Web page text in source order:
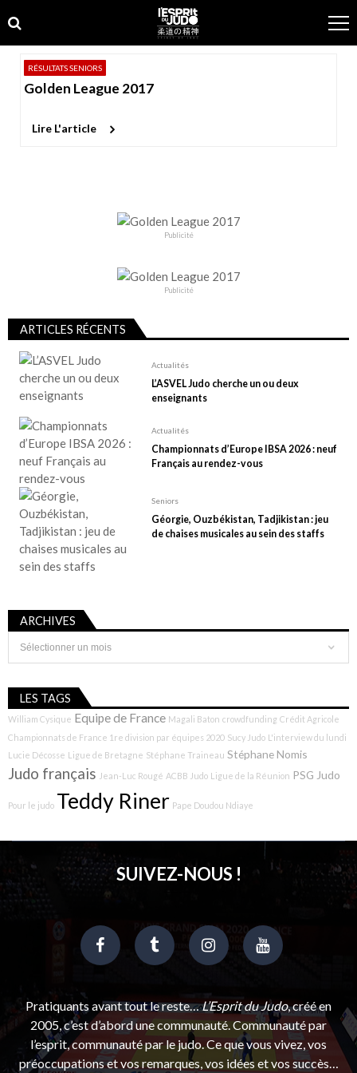
to
navigation
to
content
RÉSULTATS SENIORS
Golden League 2017
Lire L'article
Publicité
Publicité
ARTICLES RÉCENTS
Actualités
L’ASVEL Judo cherche un ou deux
enseignants
Actualités
Championnats d’Europe IBSA 2026 : neuf
Français au rendez-vous
Seniors
Géorgie, Ouzbékistan, Tadjikistan : jeu
de chaises musicales au sein des staffs
ARCHIVES
Archives
LES TAGS
William Cysique Equipe de France Magali Baton crowdfunding Crédit Agricole
Championnats de France 1re division par équipes 2020 Sucy Judo L'interview du lundi
Lucie Décosse Ligue de Bretagne Stéphane Traineau Stéphane Nomis
Judo français Jean-Luc Rougé ACBB Judo Ligue de la Réunion PSG Judo
Pour le judo Teddy Riner Pape Doudou Ndiaye
SUIVEZ-NOUS !
Pratiquants avant tout le reste…L’Esprit du Judo, créé en
2005, c’est d’abord une communauté. Communauté par
l’esprit, communauté par le judo. Ce que vous vivez, vos
préoccupations et vos remarques, vos idées et vos succès…